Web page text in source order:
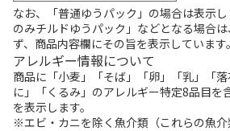
なお、「普通ゆうパック」の場合は表示
のみチルドゆうパック」などとなる場合
ず、商品内容欄にその旨を表示しています。
アレルギー情報について
商品に「小麦」「そば」「卵」「乳」「
に」「くるみ」のアレルギー特定8品目を
を表示します。
※エビ・カニを除く魚介類（これらの魚